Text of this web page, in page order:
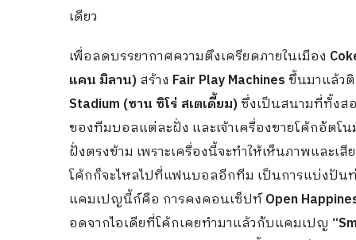
เดียว
เพื่อลดบรรยากาศความตึงเครียดภายในเมือง
แคน มิลาน)สร้าง Fair Play Machinesขึ้นมาแล้ว
Stadium (ซาน ซิโร่ สเตเดี้ยม)ซึ่งเป็นสนามที่ทั้งส
ของทีมบอลแต่ละฝั่ง และเจ้าเครื่องขายโค้กอัต
ฝั่งตรงข้าม เพราะเครื่องนี้จะทำให้เห็นภาพและ
โค้กก็จะไหลไปที่แฟนบอลอีกทีม เป็นการแบ่งปัน
แคมเปญนี้ก์คือ การคงคอนเซ็ปท์Open
อดจากไอเดียที่โค้กเคยทำมาแล้วกับแคมเปญ